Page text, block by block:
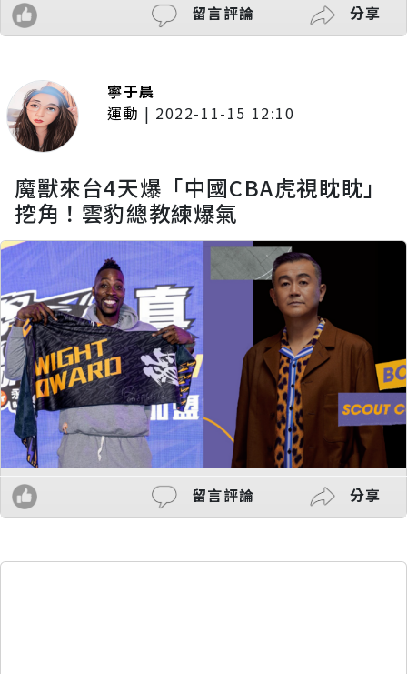
留言評論 分享
寧于晨
運動 | 2022-11-15 12:10
魔獸來台4天爆「中國CBA虎視眈眈」
挖角！雲豹總教練爆氣
留言評論 分享